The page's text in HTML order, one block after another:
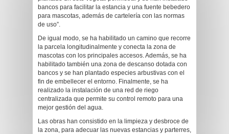
bancos para facilitar la estancia y una fuente bebedero
para mascotas, además de cartelería con las normas
de uso”.
De igual modo, se ha habilitado un camino que recorre
la parcela longitudinalmente y conecta la zona de
mascotas con los principales accesos. Además, se ha
habilitado también una zona de descanso dotada con
bancos y se han plantado especies arbustivas con el
fin de embellecer el entorno. Finalmente, se ha
realizado la instalación de una red de riego
centralizada que permite su control remoto para una
mejor gestión del agua.
Las obras han consistido en la limpieza y desbroce de
la zona, para adecuar las nuevas estancias y parterres,